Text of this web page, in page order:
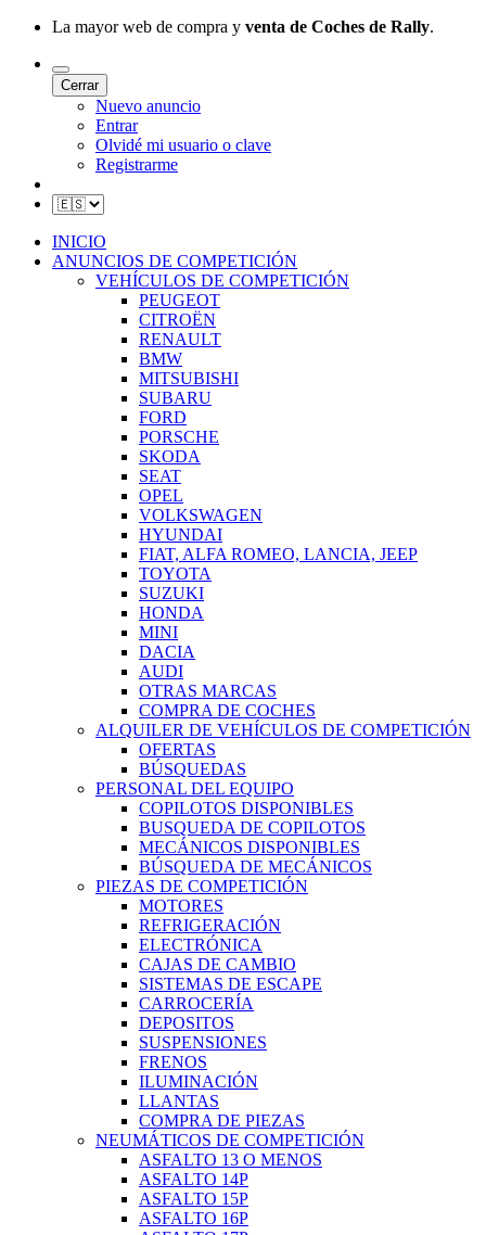
La mayor web de compra y venta de Coches de Rally.
Cerrar
Nuevo anuncio
Entrar
Olvidé mi usuario o clave
Registrarme
INICIO
ANUNCIOS DE COMPETICIÓN
VEHÍCULOS DE COMPETICIÓN
PEUGEOT
CITROËN
RENAULT
BMW
MITSUBISHI
SUBARU
FORD
PORSCHE
SKODA
SEAT
OPEL
VOLKSWAGEN
HYUNDAI
FIAT, ALFA ROMEO, LANCIA, JEEP
TOYOTA
SUZUKI
HONDA
MINI
DACIA
AUDI
OTRAS MARCAS
COMPRA DE COCHES
ALQUILER DE VEHÍCULOS DE COMPETICIÓN
OFERTAS
BÚSQUEDAS
PERSONAL DEL EQUIPO
COPILOTOS DISPONIBLES
BUSQUEDA DE COPILOTOS
MECÁNICOS DISPONIBLES
BÚSQUEDA DE MECÁNICOS
PIEZAS DE COMPETICIÓN
MOTORES
REFRIGERACIÓN
ELECTRÓNICA
CAJAS DE CAMBIO
SISTEMAS DE ESCAPE
CARROCERÍA
DEPOSITOS
SUSPENSIONES
FRENOS
ILUMINACIÓN
LLANTAS
COMPRA DE PIEZAS
NEUMÁTICOS DE COMPETICIÓN
ASFALTO 13 O MENOS
ASFALTO 14P
ASFALTO 15P
ASFALTO 16P